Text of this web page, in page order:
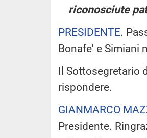
riconosciute
PRESIDENTE.
Bonafe' e Simiani
Il Sottosegretario
rispondere.
GIANMARCO
Presidente.